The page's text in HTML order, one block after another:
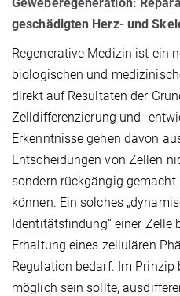
geschädigten Herz- und
Regenerative Medizin ist ein
biologischen und
direkt auf Resultaten der
Zelldifferenzierung und -
Erkenntnisse gehen davon
Entscheidungen von Zellen
sondern rückgängig gemacht
können. Ein solches
Identitätsfindung“ einer Zelle
Erhaltung eines zellulären
Regulation bedarf. Im Prinzip
möglich sein sollte,